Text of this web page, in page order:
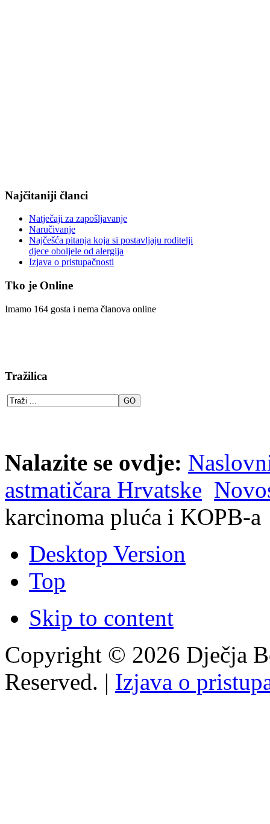
Najčitaniji članci
Natječaji za zapošljavanje
Naručivanje
Najčešća pitanja koja si postavljaju roditelji
djece oboljele od alergija
Izjava o pristupačnosti
Tko je Online
Imamo 164 gosta i nema članova online
Tražilica
Nalazite se ovdje:
astmatičara Hrvatske
karcinoma pluća i KOPB-a
Desktop Version
Top
Skip to content
Copyright © 2026 Dječja
Reserved. | Izjava o